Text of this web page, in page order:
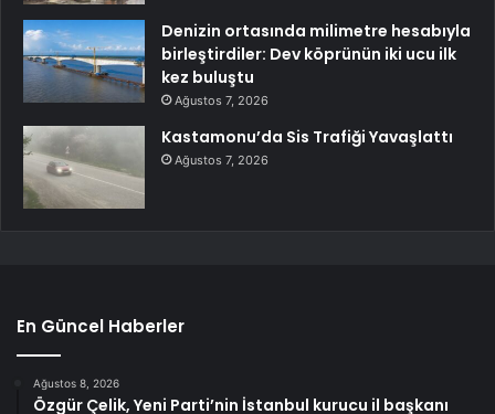
Denizin ortasında milimetre hesabıyla
birleştirdiler: Dev köprünün iki ucu ilk
kez buluştu
Ağustos 7, 2026
Kastamonu’da Sis Trafiği Yavaşlattı
Ağustos 7, 2026
En Güncel Haberler
Ağustos 8, 2026
Özgür Çelik, Yeni Parti’nin İstanbul kurucu il başkanı